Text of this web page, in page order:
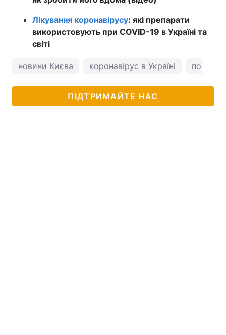
Лікування коронавірусу: які препарати
використовують при COVID-19 в Україні та
світі
новини Києва коронавірус в Україні погода
ПІДТРИМАЙТЕ НАС